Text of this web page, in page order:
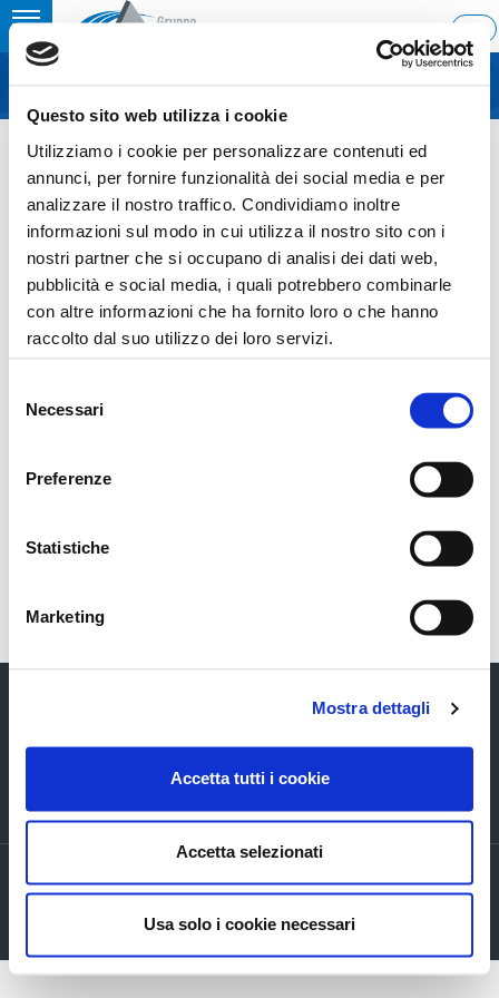
Questo sito web utilizza i cookie
Utilizziamo i cookie per personalizzare contenuti ed
annunci, per fornire funzionalità dei social media e per
analizzare il nostro traffico. Condividiamo inoltre
informazioni sul modo in cui utilizza il nostro sito con i
nostri partner che si occupano di analisi dei dati web,
pubblicità e social media, i quali potrebbero combinarle
con altre informazioni che ha fornito loro o che hanno
raccolto dal suo utilizzo dei loro servizi.
delNecessari
Preferenze
Statistiche
Marketing
Mostra dettagli
Accetta tutti i cookie
Accetta selezionati
Usa solo i cookie necessari
Toggle
navigation
MENU
Last update: 2025/06/17 14:49
17.06.2025
MEDIOBANCA 11TH ITALIAN
CEO CONFERENCE – MILAN
18TH JUNE 2025
0438 82096 C.F. - P.I. - R.I. 03916270261
Privacy policy